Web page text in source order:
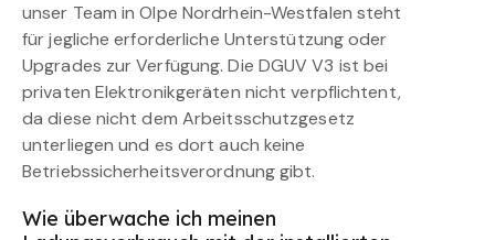
unser Team in Olpe Nordrhein-Westfalen steht
für jegliche erforderliche Unterstützung oder
Upgrades zur Verfügung. Die DGUV V3 ist bei
privaten Elektronikgeräten nicht verpflichtent,
da diese nicht dem Arbeitsschutzgesetz
unterliegen und es dort auch keine
Betriebssicherheitsverordnung gibt.
Wie überwache ich meinen